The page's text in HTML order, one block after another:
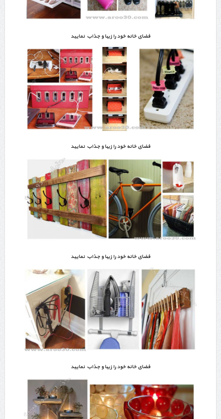
فضای خانه خود را زیبا و جذاب نمایید
فضای خانه خود را زیبا و جذاب نمایید
فضای خانه خود را زیبا و جذاب نمایید
فضای خانه خود را زیبا و جذاب نمایید